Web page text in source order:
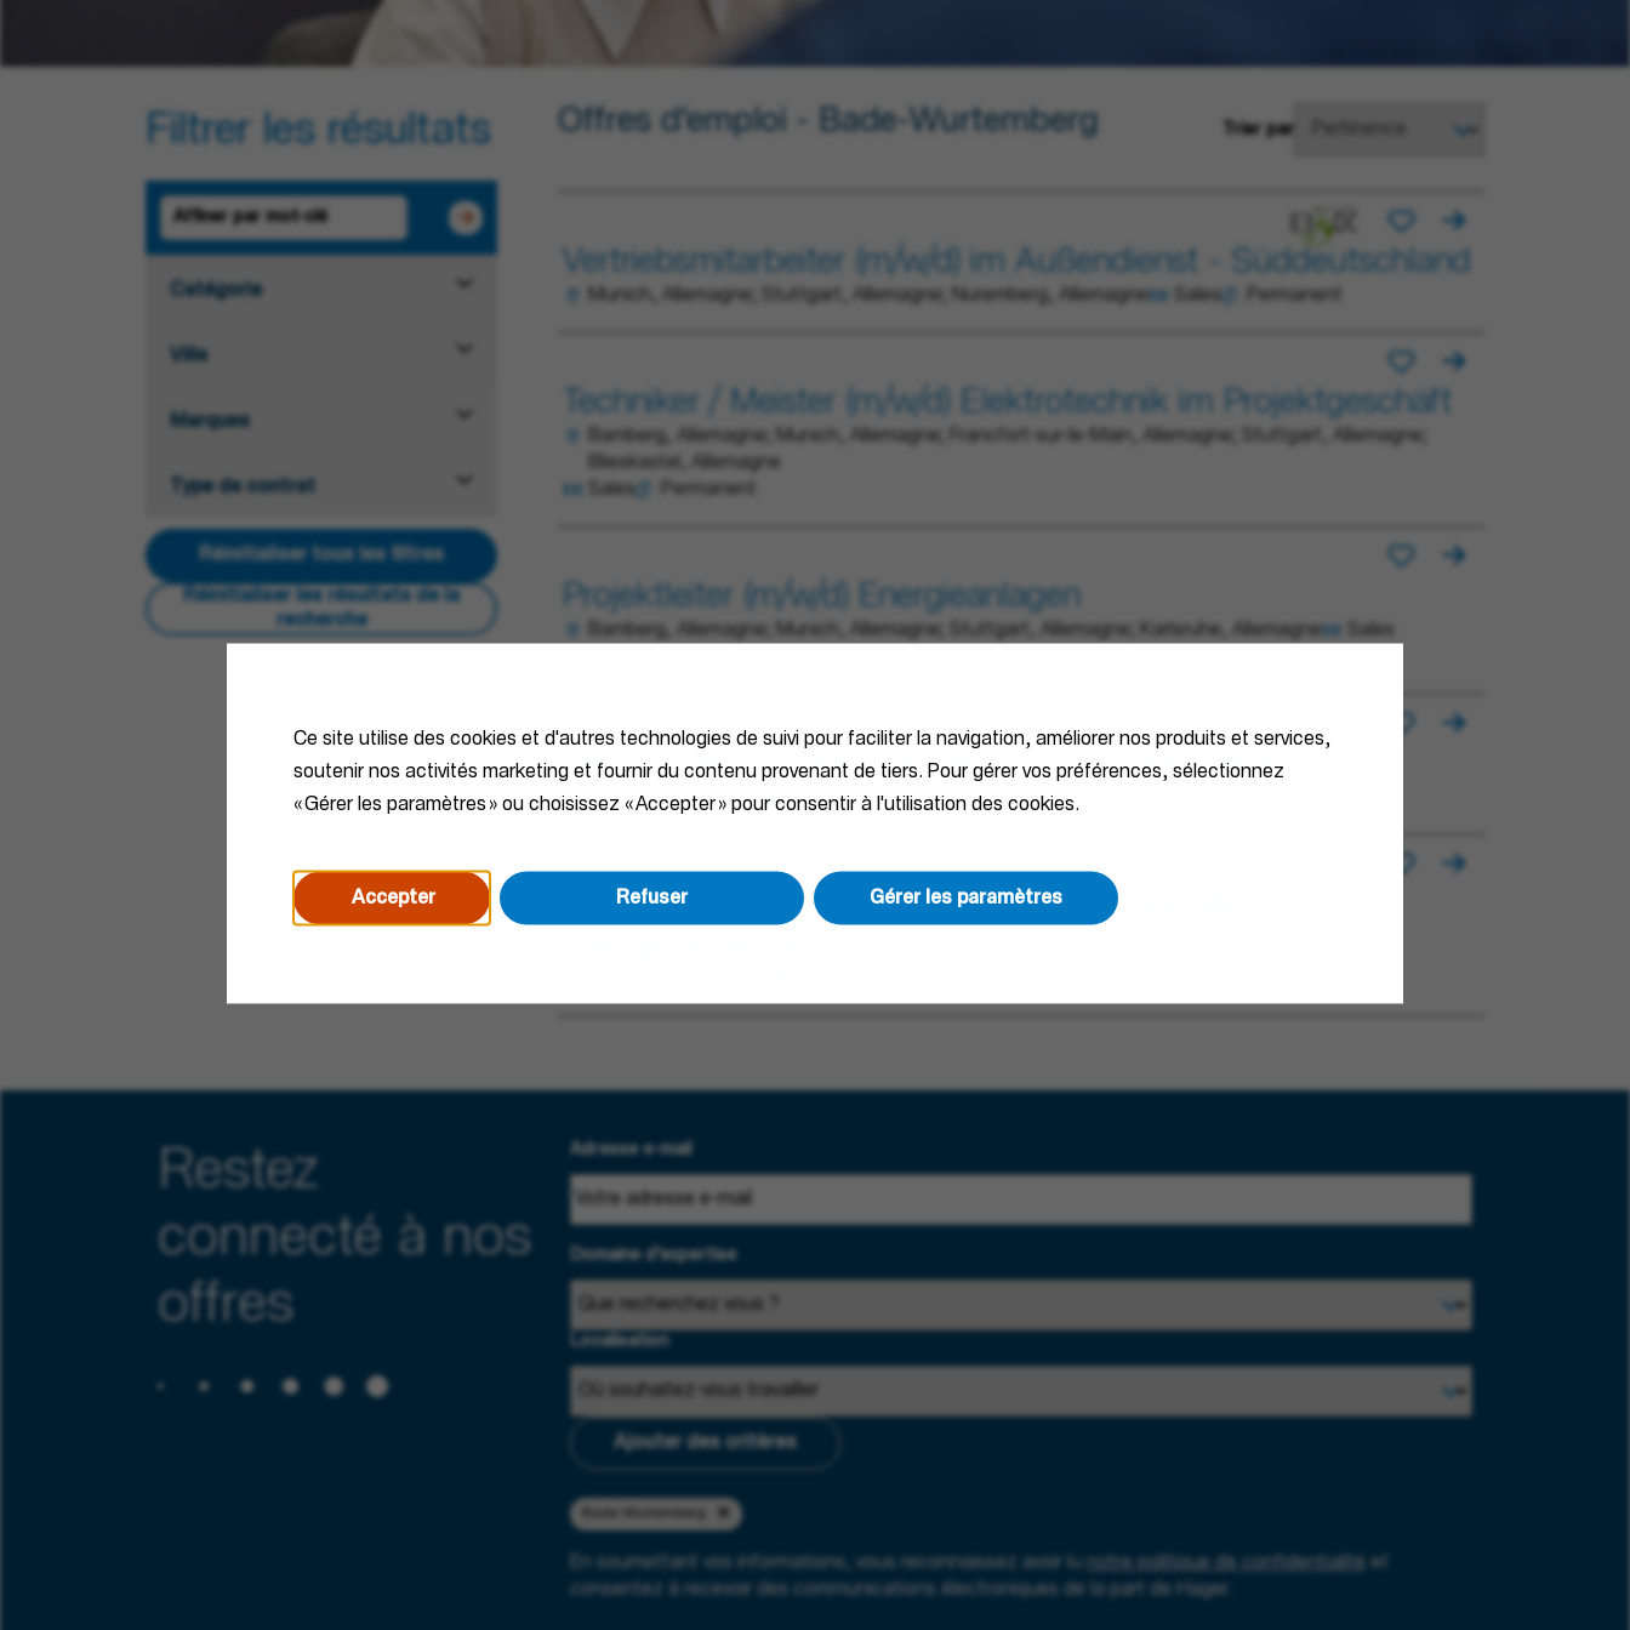
Ce site utilise des cookies et d'autres technologies de suivi pour faciliter la navigation, améliorer nos produits et services,
soutenir nos activités marketing et fournir du contenu provenant de tiers. Pour gérer vos préférences, sélectionnez
« Gérer les paramètres » ou choisissez « Accepter » pour consentir à l'utilisation des cookies.
Accepter Refuser Gérer les paramètres
Filtrer les résultats
Catégorie
Ville
Marques
Type de contrat
Réinitialiser tous les filtres
Réinitialiser les résultats de la
recherche
Trier par
Offres d'emploi - Bade-Wurtemberg
Vertriebsmitarbeiter (m/w/d) im Außendienst - Süddeutschland
Munich, Allemagne; Stuttgart, Allemagne; Nuremberg, Allemagne Sales Permanent
Techniker / Meister (m/w/d) Elektrotechnik im Projektgeschäft
Bamberg, Allemagne; Munich, Allemagne; Francfort-sur-le-Main, Allemagne; Stuttgart, Allemagne;
Blieskastel, Allemagne
Sales
Permanent
Projektleiter (m/w/d) Energieanlagen
Bamberg, Allemagne; Munich, Allemagne; Stuttgart, Allemagne; Karlsruhe, Allemagne
Sales
Technischer Vertriebsspezialist (m/w/d) Innendienst
Stuttgart, Allemagne Sales Permanent
Technischer Vertriebsspezialist (m/w/d) Innendienst -
Restez
connecté à nos
offres
Adresse e-mail
Domaine d'expertise
Localisation
Ajouter des critères
En soumettant vos informations, vous reconnaissez avoir lu notre politique de confidentialité
et
consentez à recevoir des communications électroniques de la part de Hager.